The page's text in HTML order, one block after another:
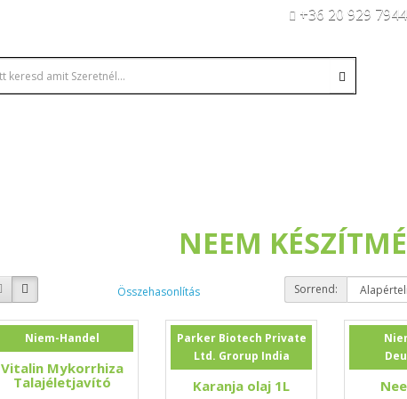
+36 20 929 7944
NEEM
Összehasonlítás Sorrend:
Niem-Handel
Vitalin Mykorrhiza
Talajéletjavító
Parker Biotech Private
Ltd. Grorup India
Karanja olaj 1L